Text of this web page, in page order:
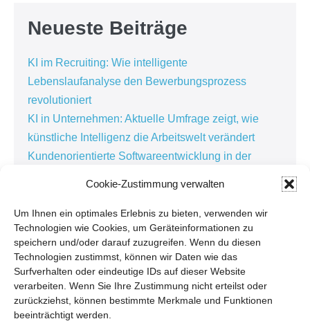
Cookie-Zustimmung verwalten
Um Ihnen ein optimales Erlebnis zu bieten, verwenden wir
Technologien wie Cookies, um Geräteinformationen zu
speichern und/oder darauf zuzugreifen. Wenn du diesen
Technologien zustimmst, können wir Daten wie das
Surfverhalten oder eindeutige IDs auf dieser Website
verarbeiten. Wenn Sie Ihre Zustimmung nicht erteilst oder
zurückziehst, können bestimmte Merkmale und Funktionen
beeinträchtigt werden.
Neueste Beiträge
KI im Recruiting: Wie intelligente
Lebenslaufanalyse den Bewerbungsprozess
revolutioniert
KI in Unternehmen: Aktuelle Umfrage zeigt, wie
künstliche Intelligenz die Arbeitswelt verändert
Kundenorientierte Softwareentwicklung in der
Kundenbindung in der Personaldienstleistung:
Warum Zuhören der Schlüssel zur erfolgreichen
Digitalisierung ist
Softwarewechsel: Warum Unternehmen erst
reagieren, wenn es wehtut